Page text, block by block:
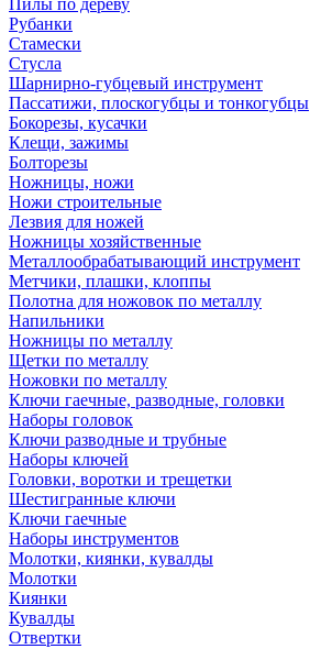
Пилы по дереву
Рубанки
Стамески
Стусла
Шарнирно-губцевый инструмент
Пассатижи, плоскогубцы и тонкогубцы
Бокорезы, кусачки
Клещи, зажимы
Болторезы
Ножницы, ножи
Ножи строительные
Лезвия для ножей
Ножницы хозяйственные
Металлообрабатывающий инструмент
Метчики, плашки, клоппы
Полотна для ножовок по металлу
Напильники
Ножницы по металлу
Щетки по металлу
Ножовки по металлу
Ключи гаечные, разводные, головки
Наборы головок
Ключи разводные и трубные
Наборы ключей
Головки, воротки и трещетки
Шестигранные ключи
Ключи гаечные
Наборы инструментов
Молотки, киянки, кувалды
Молотки
Киянки
Кувалды
Отвертки